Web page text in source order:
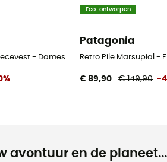
- Dames
Eco-ontworpen
Patagonia
Retro Pile Marsupial -
€ 89,90 € 149,90 -
avontuur en de planeet...